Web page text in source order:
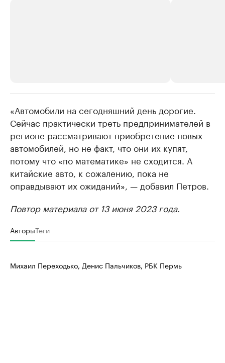
РБК Компании
Крупнейшие производители и
продавцы медийной продукции
Ознакомьтесь с информацией в каталоге
Страховые
Посмотрите в
«Автомобили на сегодняшний день дорогие.
Сейчас практически треть предпринимателей в
регионе рассматривают приобретение новых
автомобилей, но не факт, что они их купят,
потому что «по математике» не сходится. А
китайские авто, к сожалению, пока не
оправдывают их ожиданий», — добавил Петров.
Повтор материала от 13 июня 2023 года.
АвторыТеги
Михаил Переходько, Денис Пальчиков, РБК Пермь